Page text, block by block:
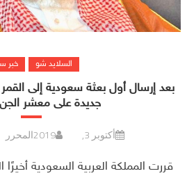
السلايد شو خبر
بعد إرسال أول بعثة سعودية إلى
جديدة على معشر
أكتوبر 3, 2019 المحرر
قررت المملكة العربية السعودية